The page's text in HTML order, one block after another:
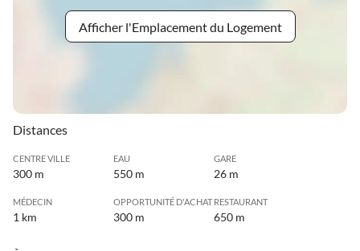
Afficher l'Emplacement du Logement
Distances
CENTRE VILLE
300 m
EAU
550 m
GARE
26 m
MÉDECIN
1 km
OPPORTUNITÉ D'ACHAT
300 m
RESTAURANT
650 m